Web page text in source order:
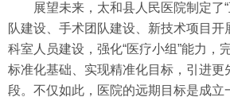
展望未来，太和县人民医院制定了
队建设、手术团队建设、新技术项目开
科室人员建设，强化“医疗小组”能力，
标准化基础、实现精准化目标，引进更
段。不仅如此，医院的远期目标是成立